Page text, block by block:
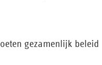
gezamenlijk beleid